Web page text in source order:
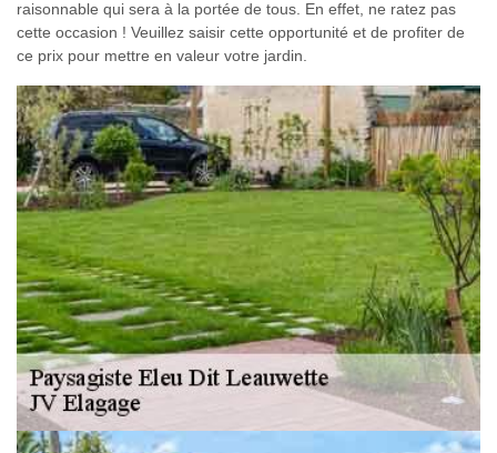
raisonnable qui sera à la portée de tous. En effet, ne ratez pas
cette occasion ! Veuillez saisir cette opportunité et de profiter de
ce prix pour mettre en valeur votre jardin.